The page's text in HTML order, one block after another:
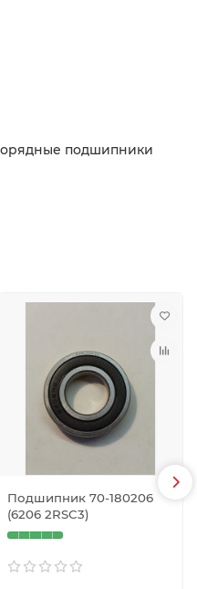
подшипники
Подшипник 70-180206
(6206 2RSC3)